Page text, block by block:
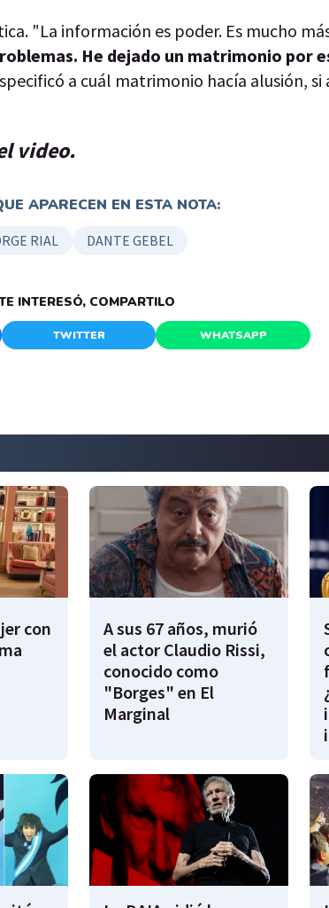
"La información es poder. Es mucho
He dejado un matrimonio por
a cuál matrimonio hacía alusión, si
video.
APARECEN EN ESTA NOTA:
RIAL DANTE GEBEL
INTERESÓ, COMPARTILO
TWITTER WHATSAPP
con
A sus 67 años, murió
el actor Claudio Rissi,
conocido como
"Borges" en El
Marginal